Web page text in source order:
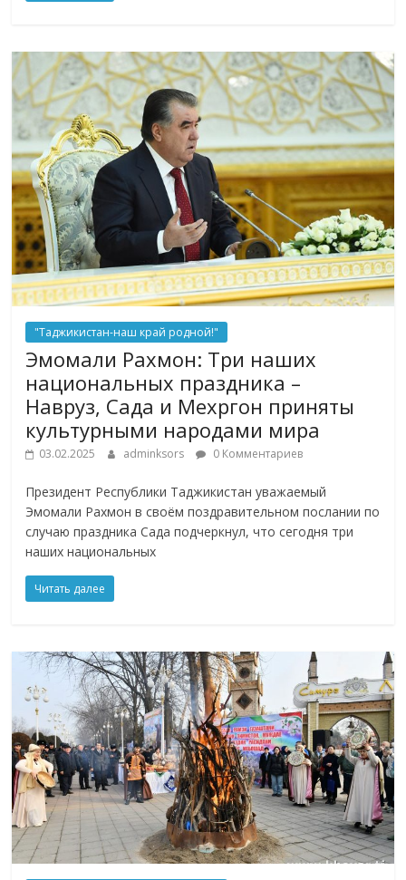
"Таджикистан-наш край родной!"
Эмомали Рахмон: Три наших
национальных праздника –
Навруз, Сада и Мехргон приняты
культурными народами мира
03.02.2025 adminksors 0 Комментариев
Президент Республики Таджикистан уважаемый
Эмомали Рахмон в своём поздравительном послании по
случаю праздника Сада подчеркнул, что сегодня три
наших национальных
Читать далее